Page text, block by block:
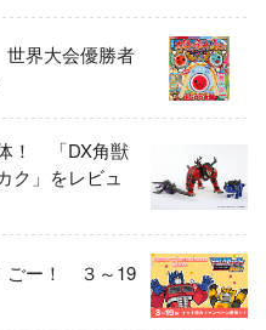
界大会優勝者
体！ 「DX角獣
ク」をレビュ
ごー！ ３～19